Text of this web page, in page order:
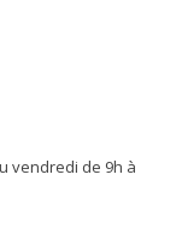
vendredi de 9h à